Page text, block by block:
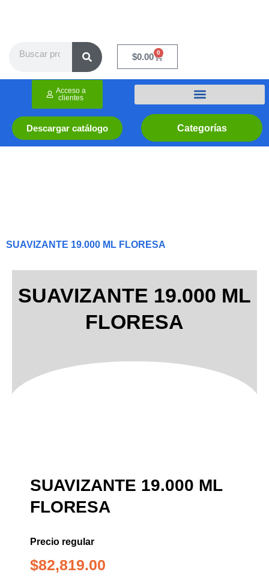
$0.00 0
Cart
Categorías
Descargar catálogo
Acceso a
clientes
SUAVIZANTE 19.000 ML FLORESA
SUAVIZANTE 19.000 ML
FLORESA
SUAVIZANTE 19.000 ML
FLORESA
Precio regular
$82,819.00